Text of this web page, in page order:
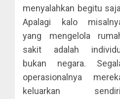
menyalahkan begitu
Apalagi kalo
yang mengelola
sakit adalah
bukan negara.
operasionalnya
keluarkan